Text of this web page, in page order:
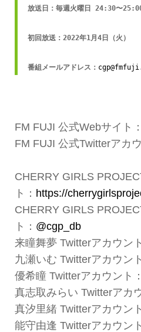
放送日：毎週火曜日 24:30〜
初回放送：2022年1月4日（火）
番組メールアドレス：
FM FUJI 公式Webサイト：
FM FUJI 公式Twitterアカ
CHERRY GIRLS
ト： https://
CHERRY GIRLS
ト： @cgp_db
来瞳舞夢 Twitterアカウン
九瀬いむ Twitterアカウン
優希瞳 Twitterアカウント：
真志取みらい Twitterアカ
真汐里緒 Twitterアカウン
能守由逢 Twitterアカウン